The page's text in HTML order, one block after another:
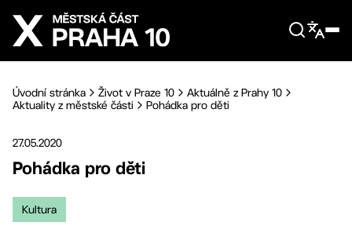
Přejít na hlavní obsah
Úvodní stránka Život v Praze 10
Aktuálně z Prahy 10
Aktuality z městské části
Pohádka pro děti
27.05.2020
Pohádka pro děti
Kultura